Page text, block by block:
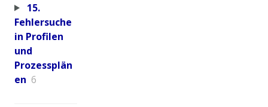
15.
Fehlersuche
in Profilen
und
Prozessplän
en 6